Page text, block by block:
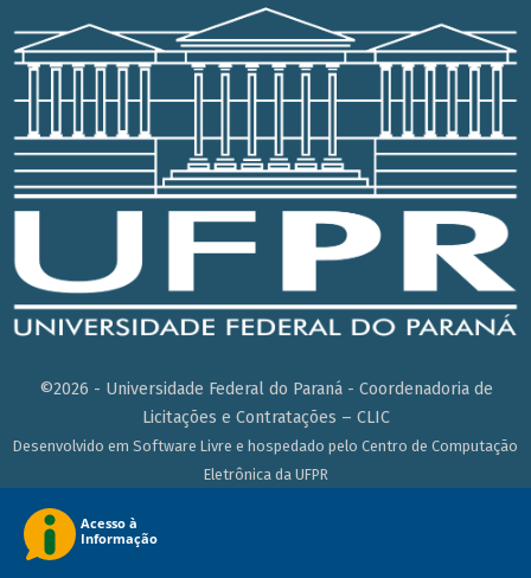
©2026 - Universidade Federal do Paraná - Coordenadoria de
Licitações e Contratações – CLIC
Desenvolvido em Software Livre e hospedado pelo Centro de Computação
Eletrônica da UFPR